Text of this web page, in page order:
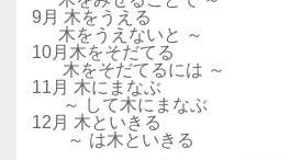
9月 木をうえる
木をうえないと ～
10月木をそだてる
木をそだてるには ～
11月 木にまなぶ
～ して木にまなぶ
12月 木といきる
～ は木といきる